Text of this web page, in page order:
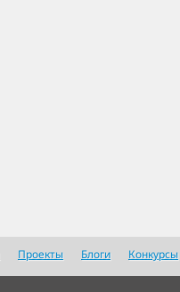
Проекты Блоги Конкурсы